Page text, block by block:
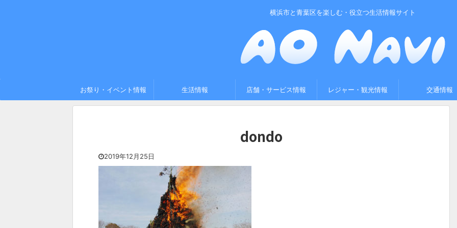
横浜市と青葉区を楽しむ・役立つ生活情報サイト
お祭り・イベント情報 生活情報 店舗・サービス情報 レジャー・観光情報 交通情報
dondo
2019年12月25日